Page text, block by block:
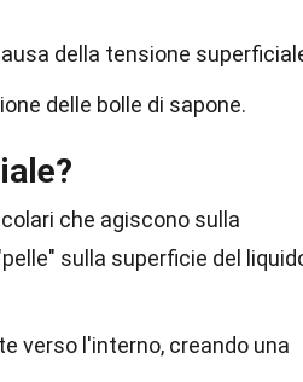
della tensione
delle bolle di sapone.
che agiscono sulla
sulla superficie del
verso l'interno, creando una